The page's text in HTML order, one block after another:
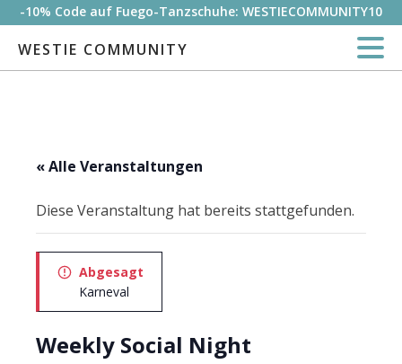
-10% Code auf Fuego-Tanzschuhe: WESTIECOMMUNITY10
WESTIE COMMUNITY
« Alle Veranstaltungen
Diese Veranstaltung hat bereits stattgefunden.
Abgesagt
Karneval
Weekly Social Night